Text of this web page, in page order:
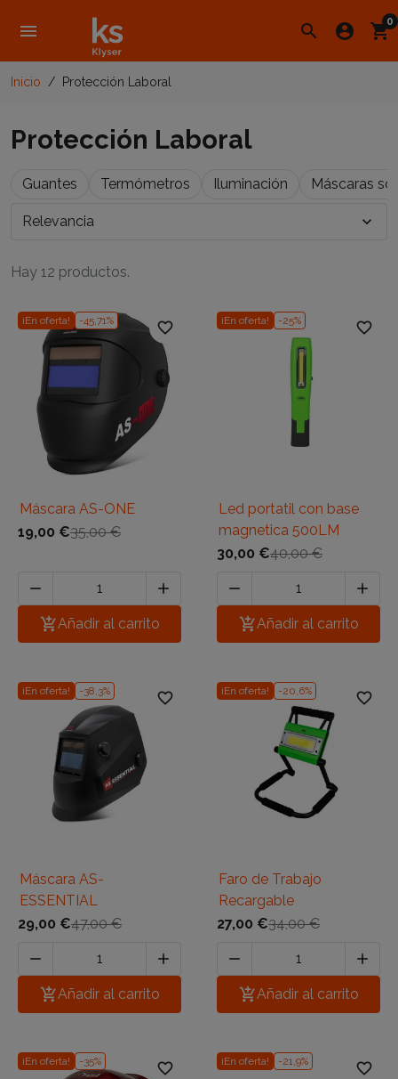
search
menu account_circle shopping_cart0
Inicio Protección Laboral
Protección Laboral
Guantes Termómetros Iluminación Máscaras
Hay 12 productos.
Relevancia expand_more
¡En oferta! -45,71% favorite_border
Máscara AS-ONE
19,00 €35,00 €


Añadir al carrito
¡En oferta! -25% favorite_border
Led portatil con base
magnetica 500LM
30,00 €40,00 €


Añadir al carrito
¡En oferta! -38,3% favorite_border
Máscara AS-
ESSENTIAL
29,00 €47,00 €


Añadir al carrito
¡En oferta! -20,6% favorite_border
Faro de Trabajo
Recargable
27,00 €34,00 €


Añadir al carrito
¡En oferta! -35% favorite_border ¡En oferta! -21,9% favorite_border